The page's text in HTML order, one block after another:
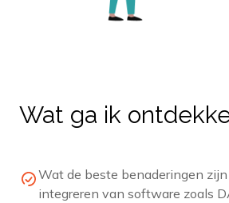
Wat ga ik
Wat de beste benaderingen
integreren van software zoals